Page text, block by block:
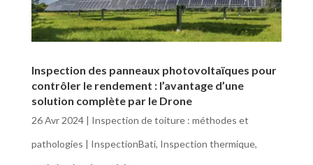
Inspection des panneaux photovoltaïques pour
contrôler le rendement : l’avantage d’une
solution complète par le Drone
26 Avr 2024| Inspection de toiture : méthodes et
pathologies | InspectionBati, Inspection thermique,